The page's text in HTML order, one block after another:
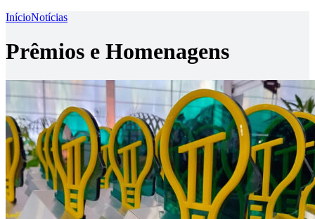
InícioNotícias
Prêmios e Homenagens